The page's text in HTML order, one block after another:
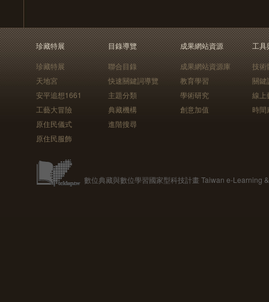
珍藏特展
珍藏特展
天地宮
安平追想1661
工藝大冒險
原住民儀式
原住民服飾
目錄導覽
聯合目錄
快速關鍵詞導覽
主題分類
典藏機構
進階搜尋
成果網站資源
成果網站資源庫
教育學習
學術研究
創意加值
工具
技術
關鍵
線上
時間
數位典藏與數位學習國家型科技計畫 Taiwan e-Learning